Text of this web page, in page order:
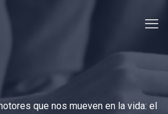
que nos mueven en la vida: el